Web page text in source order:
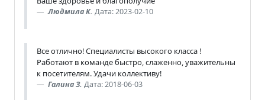
Людмила К. Дата: 2023-02-10
Все отлично! Специалисты высокого класса !
Работают в команде быстро, слаженно, уважительны
к посетителям. Удачи коллективу!
Галина З. Дата: 2018-06-03